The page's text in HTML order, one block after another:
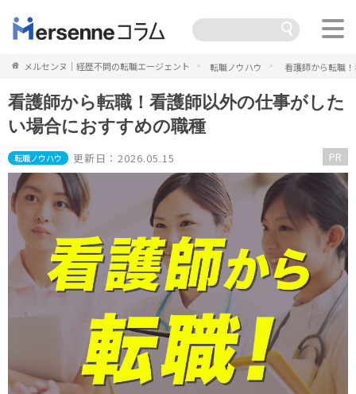
メルセンヌ｜経歴不問の転職エージェント 転職ノウハウ 看護師から転職
看護師から転職！看護師以外の仕事がした
い場合におすすめの職種
転職ノウハウ 更新日：2026.05.15 PR